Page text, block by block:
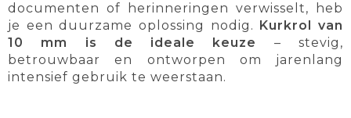
documenten of herinneringen verwisselt, heb
je een duurzame oplossing nodig.
Kurkrol van
10 mm is de ideale keuze
– stevig,
betrouwbaar en ontworpen om jarenlang
intensief gebruik te weerstaan.